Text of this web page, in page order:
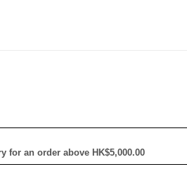
for an order above HK$5,000.00